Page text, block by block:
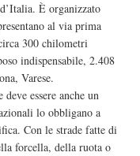
È organizzato
al via prima
300 chilometri
indispensabile, 2.408
Varese.
essere anche un
lo obbligano a
Con le strade fatte di
forcella, della ruota o